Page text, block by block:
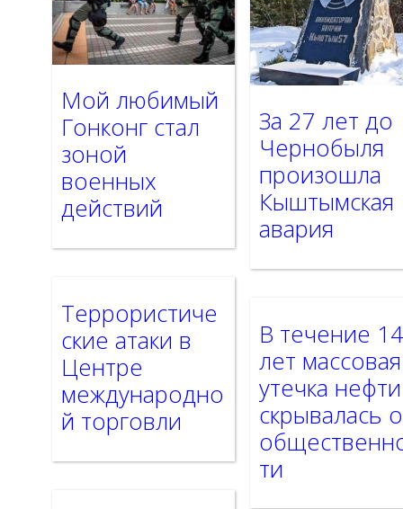
Мой любимый
Гонконг стал
зоной
военных
действий
Террористиче
ские атаки в
Центре
международно
й торговли
За 27 лет до
Чернобыля
произошла
Кыштымская
авария
В течение
лет массовая
утечка нефти
скрывалась
ти